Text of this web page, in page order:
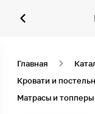
Главная
Кровати и
Матрасы и топперы